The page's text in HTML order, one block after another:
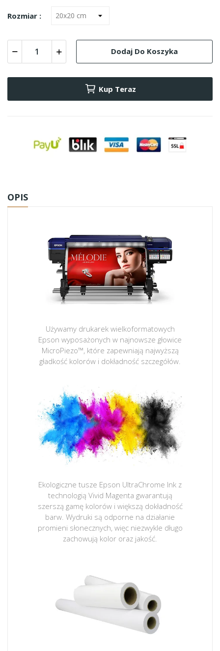
Rozmiar :
Dodaj Do Koszyka
Kup Teraz
OPIS
Używamy drukarek wielkoformatowych
Epson wyposażonych w najnowsze głowice
MicroPiezo™, które zapewniają najwyższą
gładkość kolorów i dokładność szczegółów.
Ekologiczne tusze Epson UltraChrome Ink z
technologią Vivid Magenta gwarantują
szerszą gamę kolorów i większą dokładność
barw. Wydruki są odporne na działanie
promieni słonecznych, więc niezwykle długo
zachowują kolor oraz jakość.